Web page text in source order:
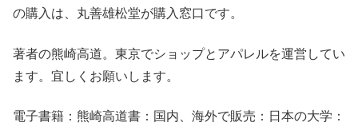
の購入は、丸善雄松堂が購入窓口です。
著者の熊崎高道。東京でショップとアパレルを運営してい
ます。宜しくお願いします。
電子書籍：熊崎高道書：国内、海外で販売：日本の大学：